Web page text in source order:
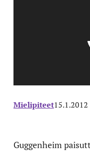
Mielipiteet15.1.2012
Guggenheim